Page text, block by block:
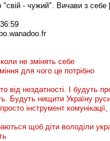
- чужий". Вичави з себе
не змінять себе
для чого це потрібно
від нездатності. І будуть
Будуть нищити Україну
інструмент
щоб діти володіли